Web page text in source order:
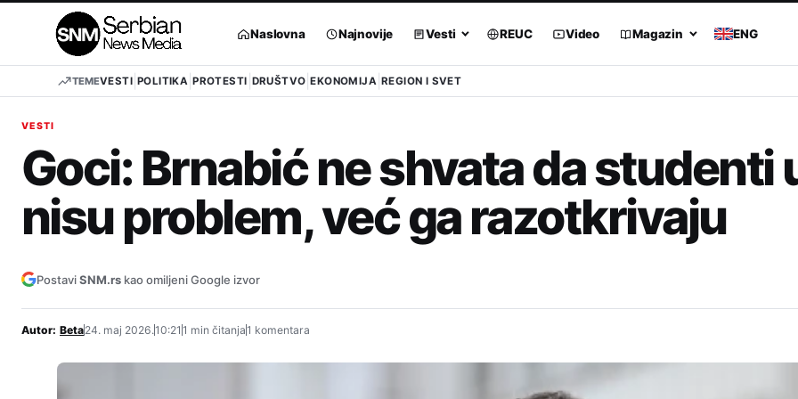
Naslovna Najnovije Vesti REUC Video Magazin ENG
TEMEVESTI POLITIKA PROTESTI DRUŠTVO EKONOMIJA REGION I SVET
VESTI
Goci: Brnabić ne shvata da studenti
nisu problem, već ga razotkrivaju
PostaviSNM.rs kao omiljeni Google izvor
Autor: Beta24. maj 2026.10:21 1 min čitanja1 komentara